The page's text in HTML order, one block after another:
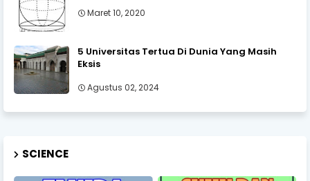
Maret 10, 2020
5 Universitas Tertua Di Dunia Yang Masih
Eksis
Agustus 02, 2024
SCIENCE